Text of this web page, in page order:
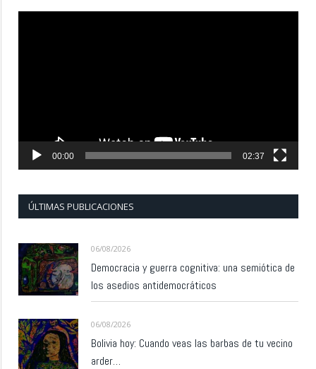
00:00 02:37
ÚLTIMAS PUBLICACIONES
06/08/2026
Democracia y guerra cognitiva: una semiótica de
los asedios antidemocráticos
06/08/2026
Bolivia hoy: Cuando veas las barbas de tu vecino
arder…